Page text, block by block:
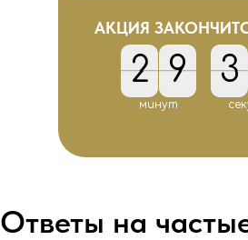
АКЦИЯ
3
2
2
3 0
9
9
0
минут
4
3
3
4